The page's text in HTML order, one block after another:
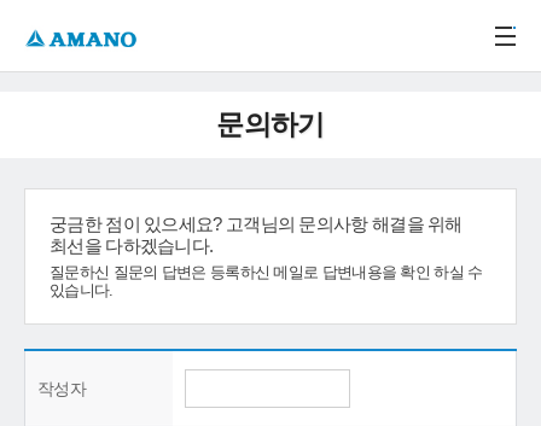
문의하기
궁금한 점이 있으세요? 고객님의 문의사항 해결을 위해
최선을 다하겠습니다.
질문하신 질문의 답변은 등록하신 메일로 답변내용을 확인 하실 수
있습니다.
작성자